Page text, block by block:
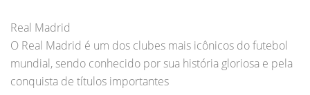
Real Madrid
O Real Madrid é um dos clubes mais icônicos do futebol
mundial, sendo conhecido por sua história gloriosa e pela
conquista de títulos importantes